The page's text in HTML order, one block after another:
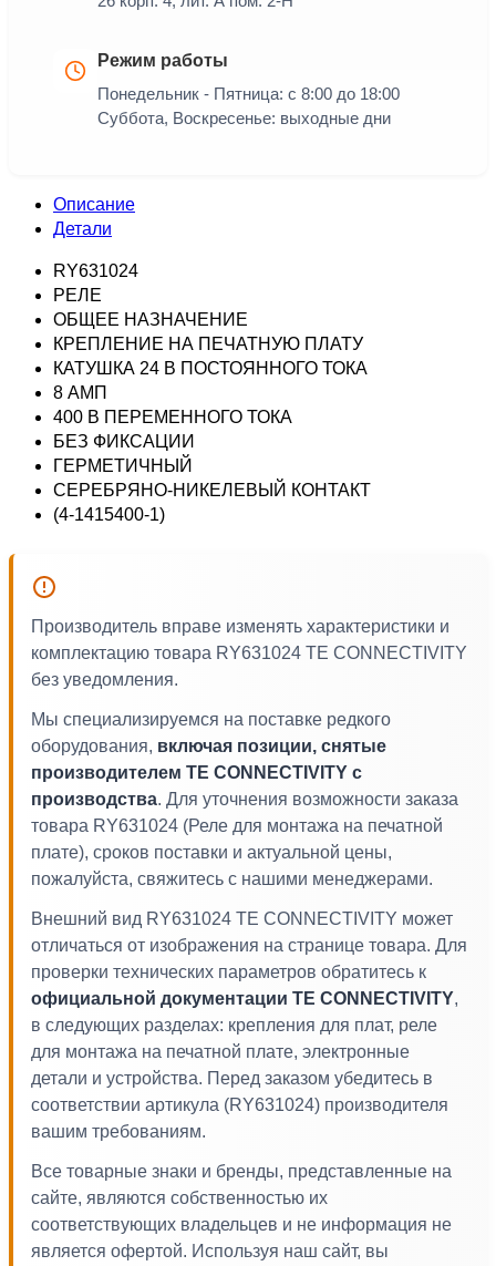
Режим работы
Понедельник - Пятница: с 8:00 до 18:00
Суббота, Воскресенье: выходные дни
Описание
Детали
RY631024
РЕЛЕ
ОБЩЕЕ НАЗНАЧЕНИЕ
КРЕПЛЕНИЕ НА ПЕЧАТНУЮ ПЛАТУ
КАТУШКА 24 В ПОСТОЯННОГО ТОКА
8 АМП
400 В ПЕРЕМЕННОГО ТОКА
БЕЗ ФИКСАЦИИ
ГЕРМЕТИЧНЫЙ
СЕРЕБРЯНО-НИКЕЛЕВЫЙ КОНТАКТ
(4-1415400-1)
Производитель вправе изменять характеристики и
комплектацию товара RY631024 TE CONNECTIVITY
без уведомления.
Мы специализируемся на поставке редкого
оборудования, включая позиции, снятые
производителем TE CONNECTIVITY с
производства. Для уточнения возможности заказа
товара RY631024 (Реле для монтажа на печатной
плате), сроков поставки и актуальной цены,
пожалуйста, свяжитесь с нашими менеджерами.
Внешний вид RY631024 TE CONNECTIVITY может
отличаться от изображения на странице товара. Для
проверки технических параметров обратитесь к
официальной документации TE CONNECTIVITY,
в следующих разделах: крепления для плат, реле
для монтажа на печатной плате, электронные
детали и устройства. Перед заказом убедитесь в
соответствии артикула (RY631024) производителя
вашим требованиям.
Все товарные знаки и бренды, представленные на
сайте, являются собственностью их
соответствующих владельцев и не информация не
является офертой. Используя наш сайт, вы